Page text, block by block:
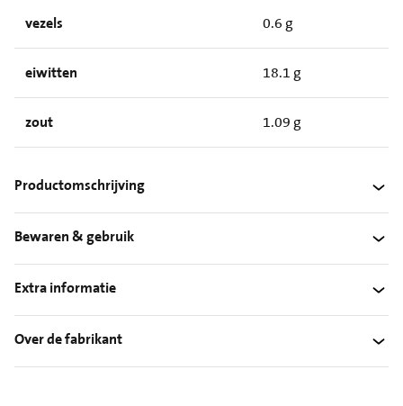
vezels 0.6 g
eiwitten 18.1 g
zout 1.09 g
Productomschrijving
Bewaren & gebruik
Extra informatie
Over de fabrikant